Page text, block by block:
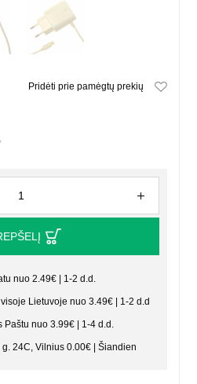
Pridėti prie pamėgtų prekių
nuo 2.49€ | 1-2 d.d.
Lietuvoje nuo 3.49€ | 1-2 d.d
Paštu nuo 3.99€ | 1-4 d.d.
24C, Vilnius 0.00€ | Šiandien